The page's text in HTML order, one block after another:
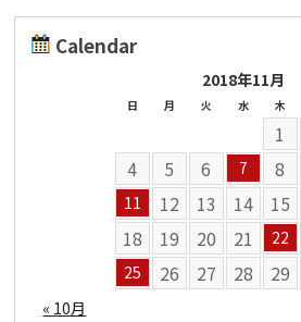
Calendar
2018年11月
日 月 火 水 木
1
4
5 6 7 8
11 12 13 14 15
18
19 20 21 22
25
26 27 28 29
« 10月